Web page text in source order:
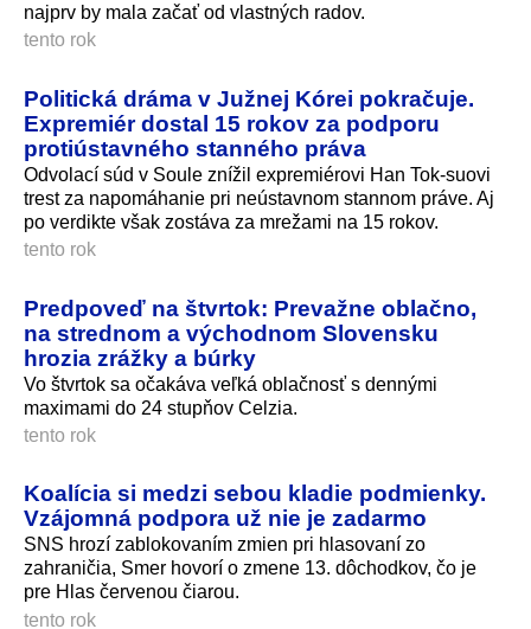
najprv by mala začať od vlastných radov.
tento rok
Politická dráma v Južnej Kórei pokračuje.
Expremiér dostal 15 rokov za podporu
protiústavného stanného práva
Odvolací súd v Soule znížil expremiérovi Han Tok-suovi
trest za napomáhanie pri neústavnom stannom práve. Aj
po verdikte však zostáva za mrežami na 15 rokov.
tento rok
Predpoveď na štvrtok: Prevažne oblačno,
na strednom a východnom Slovensku
hrozia zrážky a búrky
Vo štvrtok sa očakáva veľká oblačnosť s dennými
maximami do 24 stupňov Celzia.
tento rok
Koalícia si medzi sebou kladie podmienky.
Vzájomná podpora už nie je zadarmo
SNS hrozí zablokovaním zmien pri hlasovaní zo
zahraničia, Smer hovorí o zmene 13. dôchodkov, čo je
pre Hlas červenou čiarou.
tento rok